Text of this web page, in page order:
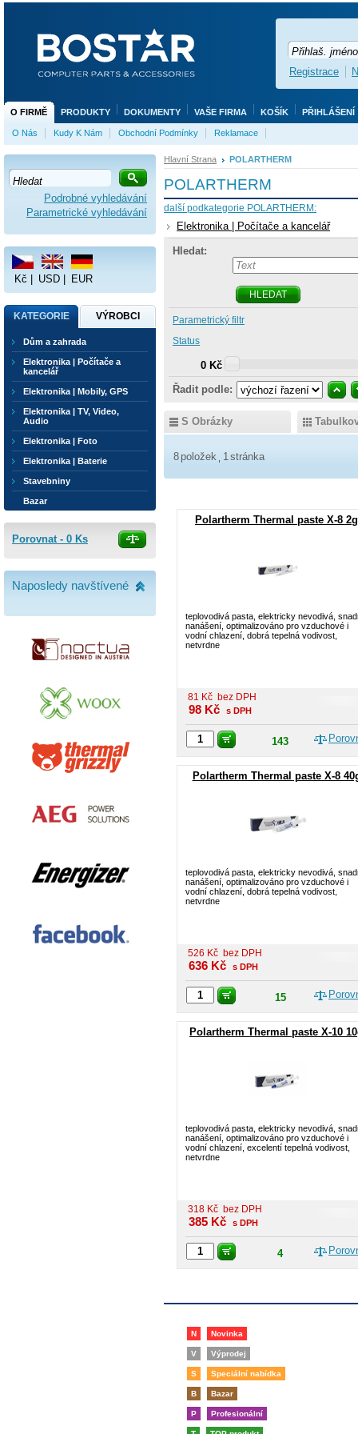
Hlavní Strana POLARTHERM
POLARTHERM
další podkategorie POLARTHERM:
Elektronika | Počítače a kancelář
Hledat:
HLEDAT
Parametrický filtr
Status
0 Kč
Řadit podle:
S Obrázky
8 položek 1stránka
Polartherm Thermal paste X-8 2g
teplovodivá pasta, elektricky nevodivá,
nanášení, optimalizováno pro vzduchové i
vodní chlazení, dobrá tepelná vodivost,
netvrdne
81 Kč bez DPH
98 Kč s DPH
143
Polartherm Thermal paste X-8
teplovodivá pasta, elektricky nevodivá,
nanášení, optimalizováno pro vzduchové i
vodní chlazení, dobrá tepelná vodivost,
netvrdne
526 Kč bez DPH
636 Kč s DPH
15
Polartherm Thermal paste X-10
teplovodivá pasta, elektricky nevodivá,
nanášení, optimalizováno pro vzduchové i
vodní chlazení, excelentí tepelná vodivost,
netvrdne
318 Kč bez DPH
385 Kč s DPH
4
N Novinka
V Výprodej
S Speciální nabídka
B Bazar
P Profesionální
Podrobné vyhledávání
Parametrické vyhledávání
Kč USD EUR
KATEGORIE VÝROBCI
Dům a zahrada
Elektronika | Počítače a
kancelář
Elektronika | Mobily, GPS
Elektronika | TV, Video,
Audio
Elektronika | Foto
Elektronika | Baterie
Stavebniny
Bazar
Porovnat - 0 Ks
Naposledy navštívené
O FIRMĚ PRODUKTY DOKUMENTY VAŠE FIRMA KOŠÍK PŘIHLÁŠENÍ
O Nás Kudy K Nám Obchodní Podmínky Reklamace
Registrace